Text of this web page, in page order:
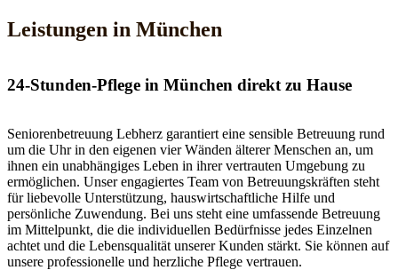
Leistungen in München
24-Stunden-Pflege in München direkt zu Hause
Seniorenbetreuung Lebherz garantiert eine sensible Betreuung rund
um die Uhr in den eigenen vier Wänden älterer Menschen an, um
ihnen ein unabhängiges Leben in ihrer vertrauten Umgebung zu
ermöglichen. Unser engagiertes Team von Betreuungskräften steht
für liebevolle Unterstützung, hauswirtschaftliche Hilfe und
persönliche Zuwendung. Bei uns steht eine umfassende Betreuung
im Mittelpunkt, die die individuellen Bedürfnisse jedes Einzelnen
achtet und die Lebensqualität unserer Kunden stärkt. Sie können auf
unsere professionelle und herzliche Pflege vertrauen.